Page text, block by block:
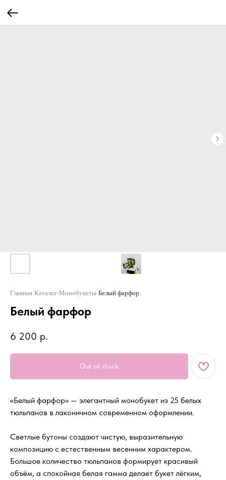
Главная›Каталог›Монобукеты›Белый фарфор
Белый фарфор
6 200 р.
Out of stock
«Белый фарфор» — элегантный монобукет из 25 белых
тюльпанов в лаконичном современном оформлении.
Светлые бутоны создают чистую, выразительную
композицию с естественным весенним характером.
Большое количество тюльпанов формирует красивый
объём, а спокойная белая гамма делает букет лёгким,